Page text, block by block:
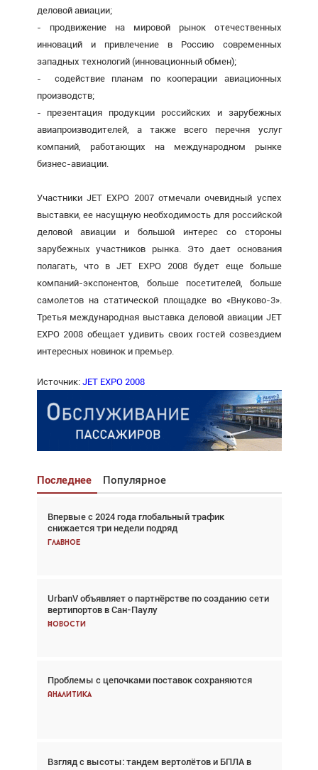
деловой авиации;
- продвижение на мировой рынок отечественных
инноваций и привлечение в Россию современных
западных технологий (инновационный обмен);
- содействие планам по кооперации авиационных
производств;
- презентация продукции российских и зарубежных
авиапроизводителей, а также всего перечня услуг
компаний, работающих на международном рынке
бизнес-авиации.
Участники JET EXPO 2007 отмечали очевидный успех
выставки, ее насущную необходимость для российской
деловой авиации и большой интерес со стороны
зарубежных участников рынка. Это дает основания
полагать, что в JET EXPO 2008 будет еще больше
компаний-экспонентов, больше посетителей, больше
самолетов на статической площадке во «Внуково-3».
Третья международная выставка деловой авиации JET
EXPO 2008 обещает удивить своих гостей созвездием
интересных новинок и премьер.
Источник: JET EXPO 2008
Последнее Популярное
Впервые с 2024 года глобальный трафик
снижается три недели подряд
Главное
UrbanV объявляет о партнёрстве по созданию сети
вертипортов в Сан-Паулу
Новости
Проблемы с цепочками поставок сохраняются
Аналитика
Взгляд с высоты: тандем вертолётов и БПЛА в
Взгляд с высоты: тандем вертолётов и БПЛА в
спасательных операциях
Главное
Авиационный фотограф Дэйв Кох: «Фотография
говорит сама за себя... а ИИ всё портит»
Новости
Впервые с 2024 года глобальный трафик
снижается три недели подряд
Частный самолёт – это актив. Подходите к